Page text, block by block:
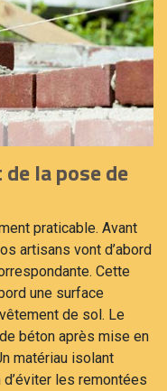
la pose de
praticable. Avant
artisans vont d’abord
Cette
une surface
de sol. Le
béton après mise en
matériau isolant
les remontées